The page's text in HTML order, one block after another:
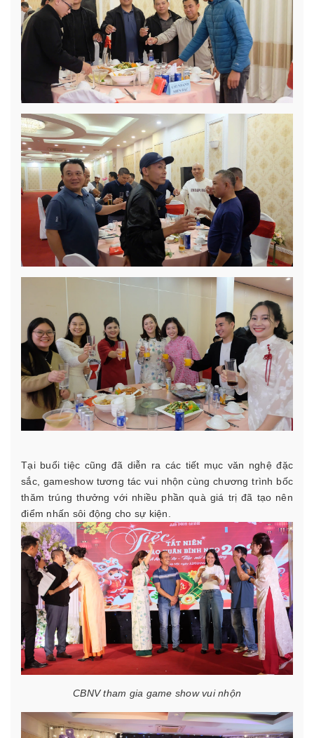
Tại buổi tiệc cũng đã diễn ra các tiết mục văn nghệ đặc
sắc, gameshow tương tác vui nhộn cùng chương trình bốc
thăm trúng thưởng với nhiều phần quà giá trị đã tạo nên
điểm nhấn sôi động cho sự kiện.
CBNV tham gia game show vui nhộn